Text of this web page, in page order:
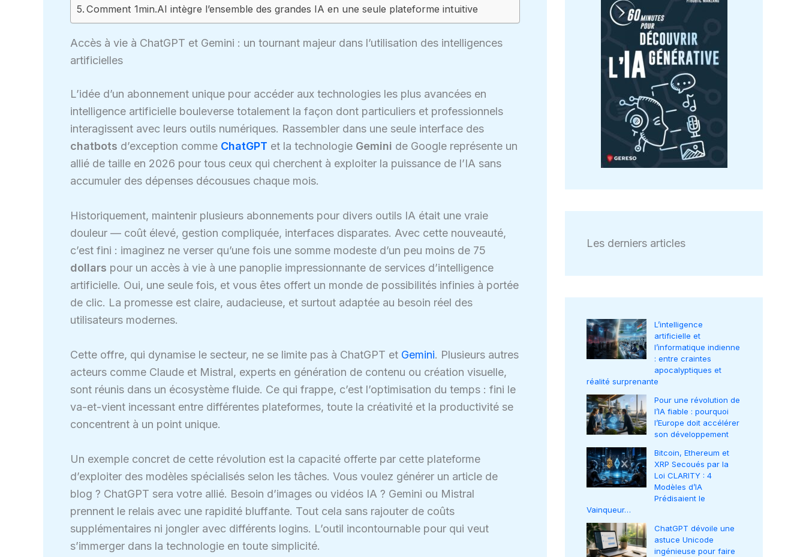
Comment 1min.AI intègre l’ensemble des grandes IA en une seule plateforme intuitive
Accès à vie à ChatGPT et Gemini : un tournant majeur dans l’utilisation des intelligences
artificielles
L’idée d’un abonnement unique pour accéder aux technologies les plus avancées en
intelligence artificielle bouleverse totalement la façon dont particuliers et professionnels
interagissent avec leurs outils numériques. Rassembler dans une seule interface des
chatbots d’exception comme ChatGPT et la technologie Gemini de Google représente un
allié de taille en 2026 pour tous ceux qui cherchent à exploiter la puissance de l’IA sans
accumuler des dépenses décousues chaque mois.
Historiquement, maintenir plusieurs abonnements pour divers outils IA était une vraie
douleur — coût élevé, gestion compliquée, interfaces disparates. Avec cette nouveauté,
c’est fini : imaginez ne verser qu’une fois une somme modeste d’un peu moins de 75
dollars pour un accès à vie à une panoplie impressionnante de services d’intelligence
artificielle. Oui, une seule fois, et vous êtes offert un monde de possibilités infinies à portée
de clic. La promesse est claire, audacieuse, et surtout adaptée au besoin réel des
utilisateurs modernes.
Cette offre, qui dynamise le secteur, ne se limite pas à ChatGPT et Gemini. Plusieurs autres
acteurs comme Claude et Mistral, experts en génération de contenu ou création visuelle,
sont réunis dans un écosystème fluide. Ce qui frappe, c’est l’optimisation du temps : fini le
va-et-vient incessant entre différentes plateformes, toute la créativité et la productivité se
concentrent à un point unique.
Un exemple concret de cette révolution est la capacité offerte par cette plateforme
d’exploiter des modèles spécialisés selon les tâches. Vous voulez générer un article de
blog ? ChatGPT sera votre allié. Besoin d’images ou vidéos IA ? Gemini ou Mistral
prennent le relais avec une rapidité bluffante. Tout cela sans rajouter de coûts
supplémentaires ni jongler avec différents logins. L’outil incontournable pour qui veut
s’immerger dans la technologie en toute simplicité.
Les derniers articles
L’intelligence
artificielle et
l’informatique indienne
: entre craintes
apocalyptiques et
réalité surprenante
Pour une révolution de
l’IA fiable : pourquoi
l’Europe doit accélérer
son développement
Bitcoin, Ethereum et
XRP Secoués par la
Loi CLARITY : 4
Modèles d’IA
Prédisaient le
Vainqueur…
ChatGPT dévoile une
astuce Unicode
ingénieuse pour faire